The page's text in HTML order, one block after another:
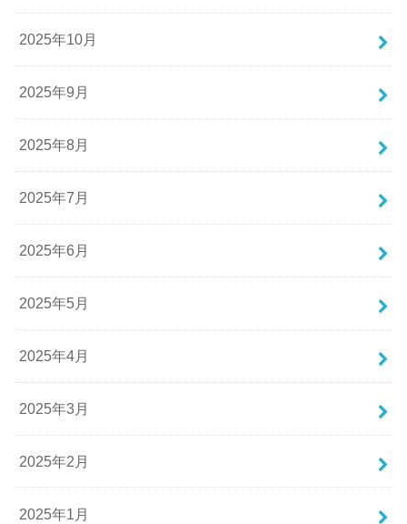
2025年10月
2025年9月
2025年8月
2025年7月
2025年6月
2025年5月
2025年4月
2025年3月
2025年2月
2025年1月